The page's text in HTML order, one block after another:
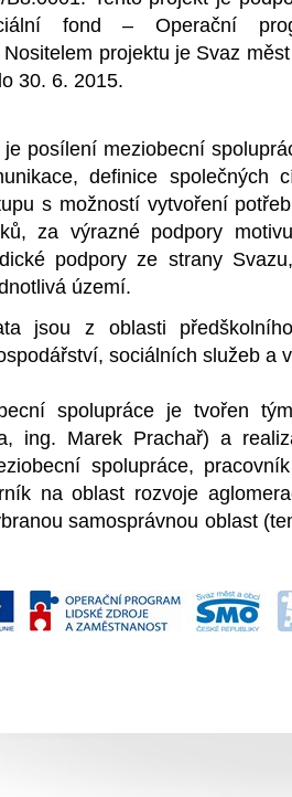
fond – Operační
projektu je Svaz
30. 6. 2015.
posílení meziobecní
definice společných
s možností vytvoření
za výrazné podpory
podpory ze strany
území.
jsou z oblasti
sociálních služeb a
spolupráce je tvořen
ing. Marek Prachař) a
spolupráce,
na oblast rozvoje
samosprávnou oblast